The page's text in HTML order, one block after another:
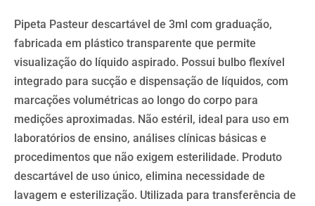
Pipeta Pasteur descartável de 3ml com graduação,
fabricada em plástico transparente que permite
visualização do líquido aspirado. Possui bulbo flexível
integrado para sucção e dispensação de líquidos, com
marcações volumétricas ao longo do corpo para
medições aproximadas. Não estéril, ideal para uso em
laboratórios de ensino, análises clínicas básicas e
procedimentos que não exigem esterilidade. Produto
descartável de uso único, elimina necessidade de
lavagem e esterilização. Utilizada para transferência de